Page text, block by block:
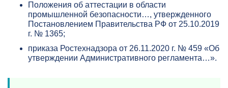
Положения об аттестации в области
промышленной безопасности…, утвержденного
Постановлением Правительства РФ от 25.10.2019
г. № 1365;
приказа Ростехнадзора от 26.11.2020 г. № 459 «Об
утверждении Административного регламента…».